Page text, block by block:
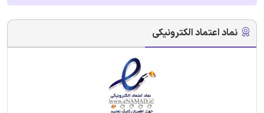
نماد اعتماد الکترونیکی